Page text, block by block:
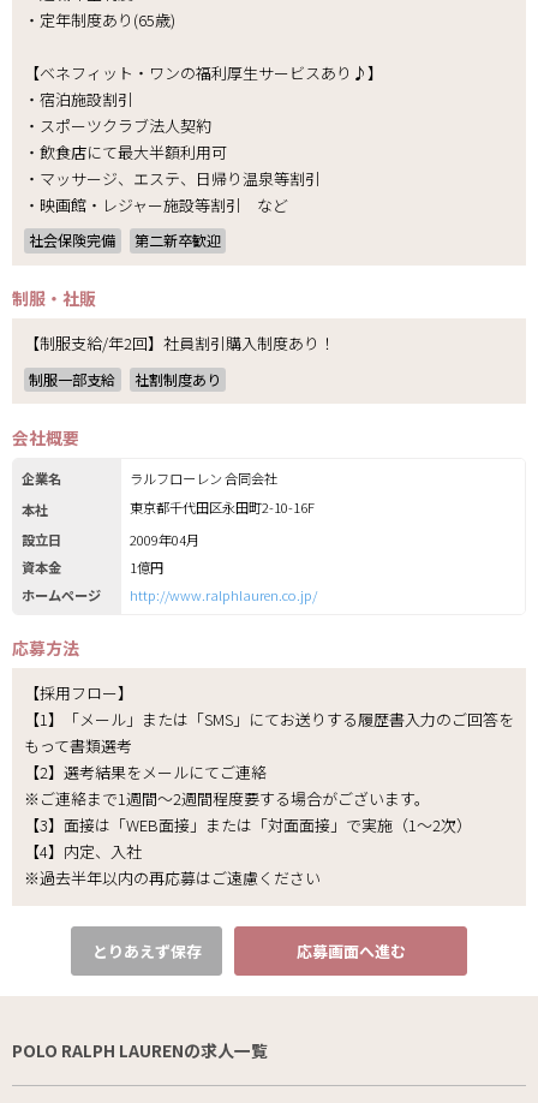
・定年制度あり(65歳)
【ベネフィット・ワンの福利厚生サービスあり♪】
・宿泊施設割引
・スポーツクラブ法人契約
・飲食店にて最大半額利用可
・マッサージ、エステ、日帰り温泉等割引
・映画館・レジャー施設等割引 など
社会保険完備 第二新卒歓迎
制服・社販
【制服支給/年2回】社員割引購入制度あり！
制服一部支給 社割制度あり
会社概要
企業名
ラルフローレン 合同会社
本社
東京都千代田区永田町2-10-16F
設立日
2009年04月
資本金
1億円
ホームページ
http://www.ralphlauren.co.jp/
応募方法
【採用フロー】
【1】「メール」または「SMS」にてお送りする履歴書入力のご回答を
もって書類選考
【2】選考結果をメールにてご連絡
※ご連絡まで1週間～2週間程度要する場合がございます。
【3】面接は「WEB面接」または「対面面接」で実施（1～2次）
【4】内定、入社
※過去半年以内の再応募はご遠慮ください
とりあえず保存 応募画面へ進む
POLO RALPH LAURENの求人一覧